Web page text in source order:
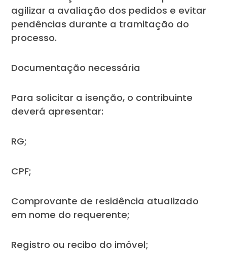
agilizar a avaliação dos pedidos e evitar
pendências durante a tramitação do
processo.
Documentação necessária
Para solicitar a isenção, o contribuinte
deverá apresentar:
RG;
CPF;
Comprovante de residência atualizado
em nome do requerente;
Registro ou recibo do imóvel;